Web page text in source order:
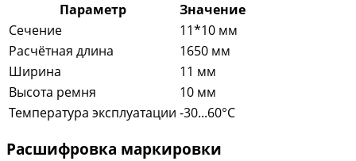
Параметр
Значение
Сечение
11*10 мм
Расчётная длина
1650 мм
Ширина
11 мм
Высота ремня
10 мм
Температура эксплуатации -30...60°C
Расшифровка маркировки